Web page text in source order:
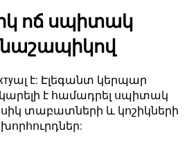
ոճ սպիտակ
է: Էլեգանտ կերպար
է համադրել սպիտակ
տաբատների և կոշիկների